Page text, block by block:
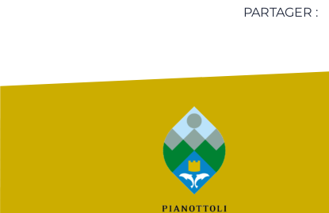
PARTAGER :